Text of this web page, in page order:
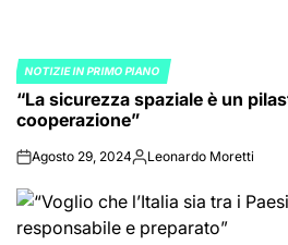
POSTED
IN
NOTIZIE IN PRIMO PIANO
“La sicurezza spaziale è un
cooperazione”
onAgosto 29, 2024Posted
Leonardo Moretti